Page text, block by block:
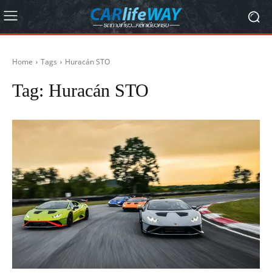
Home Tags Huracán STO
Tag: Huracán STO